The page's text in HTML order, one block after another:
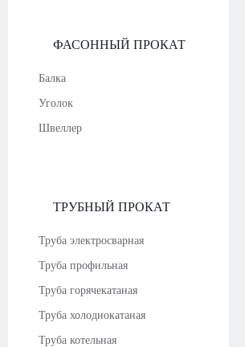
ФАСОННЫЙ ПРОКАТ
Балка
Уголок
Швеллер
ТРУБНЫЙ ПРОКАТ
Труба электросварная
Труба профильная
Труба горячекатаная
Труба холоднокатаная
Труба котельная